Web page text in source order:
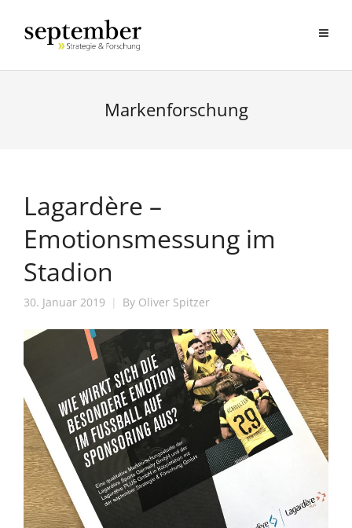
Markenforschung
Lagardère –
Emotionsmessung im
Stadion
30. Januar 2019 By Oliver Spitzer